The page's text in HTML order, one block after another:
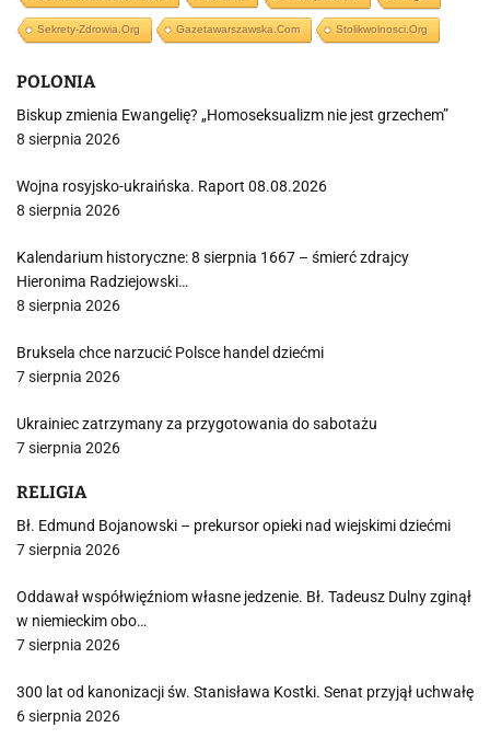
Sekrety-Zdrowia.org Gazetawarszawska.com Stolikwolnosci.org
POLONIA
Biskup zmienia Ewangelię? „Homoseksualizm nie jest grzechem”
8 sierpnia 2026
Wojna rosyjsko-ukraińska. Raport 08.08.2026
8 sierpnia 2026
Kalendarium historyczne: 8 sierpnia 1667 – śmierć zdrajcy
Hieronima Radziejowski…
8 sierpnia 2026
Bruksela chce narzucić Polsce handel dziećmi
7 sierpnia 2026
Ukrainiec zatrzymany za przygotowania do sabotażu
7 sierpnia 2026
RELIGIA
Bł. Edmund Bojanowski – prekursor opieki nad wiejskimi dziećmi
7 sierpnia 2026
Oddawał współwięźniom własne jedzenie. Bł. Tadeusz Dulny zginął
w niemieckim obo…
7 sierpnia 2026
300 lat od kanonizacji św. Stanisława Kostki. Senat przyjął uchwałę
6 sierpnia 2026